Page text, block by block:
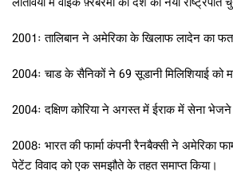
2001ः तालिबान ने अमेरिका के खिलाफ लादेन का
2004ः चाड के सैनिकों ने 69 सूडानी मिलिशियाई को
2004ः दक्षिण कोरिया ने अगस्त में ईराक में सेना भेजने
2008ः भारत की फार्मा कंपनी रैनबैक्सी ने अमेरिका
पेटेंट विवाद को एक समझौते के तहत समाप्त किया।